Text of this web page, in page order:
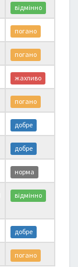
відмінно
погано
погано
жахливо
погано
добре
добре
норма
відмінно
добре
погано